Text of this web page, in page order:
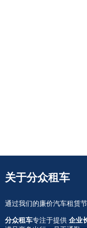
关于分众租车
通过我们的廉价汽车租赁
分众租车专注于提供 企业